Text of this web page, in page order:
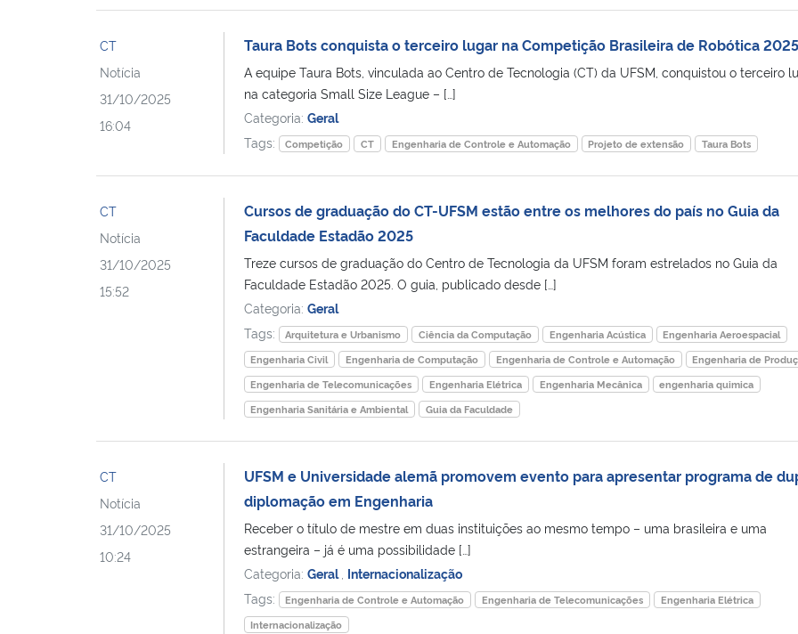
CT
Notícia
31/10/2025
16:04
Taura Bots conquista o terceiro lugar na Competição Brasileira de Robótica 2025
A equipe Taura Bots, vinculada ao Centro de Tecnologia (CT) da UFSM, conquistou o terceiro
na categoria Small Size League – […]
Categoria: Geral
Tags:
Competição CT Engenharia de Controle e Automação Projeto de extensão Taura Bots
CT
Notícia
31/10/2025
15:52
Cursos de graduação do CT-UFSM estão entre os melhores do país no Guia da
Faculdade Estadão 2025
Treze cursos de graduação do Centro de Tecnologia da UFSM foram estrelados no Guia da
Faculdade Estadão 2025. O guia, publicado desde […]
Categoria: Geral
Tags:
Arquitetura e Urbanismo Ciência da Computação Engenharia Acústica
Engenharia Aeroespacial
Engenharia Civil
Engenharia de Computação Engenharia de Controle e Automação
Engenharia de
Engenharia de Telecomunicações
Engenharia Elétrica Engenharia Mecânica
engenharia quimica
Engenharia Sanitária e Ambiental
Guia da Faculdade
CT
Notícia
31/10/2025
10:24
UFSM e Universidade alemã promovem evento para apresentar programa de
diplomação em Engenharia
Receber o título de mestre em duas instituições ao mesmo tempo – uma brasileira e uma
estrangeira – já é uma possibilidade […]
Categoria: Geral
Internacionalização
Tags:
Engenharia de Controle e Automação Engenharia de Telecomunicações
Engenharia Elétrica
Internacionalização